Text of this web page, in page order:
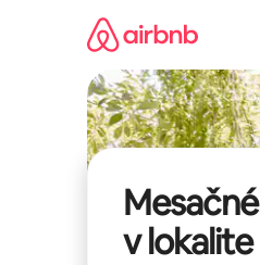
v lokalite